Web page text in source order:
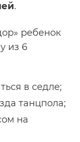
.
ребенок
из 6
в седле;
танцпола;
на